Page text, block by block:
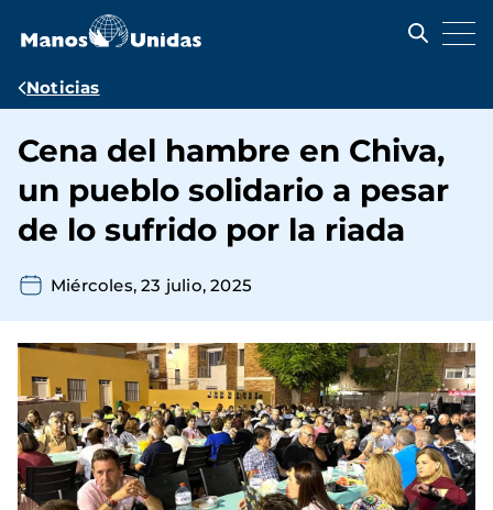
contenido
Ruta
navegación
Noticias
Cena del hambre en Chiva,
un pueblo solidario a pesar
de lo sufrido por la riada
Miércoles, 23 julio, 2025